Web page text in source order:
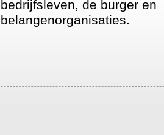
bedrijfsleven, de burger en
belangenorganisaties.